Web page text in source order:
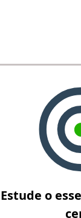
Estude o